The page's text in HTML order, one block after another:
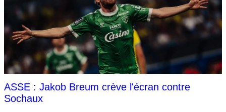
ASSE : Jakob Breum crève l'écran contre
Sochaux